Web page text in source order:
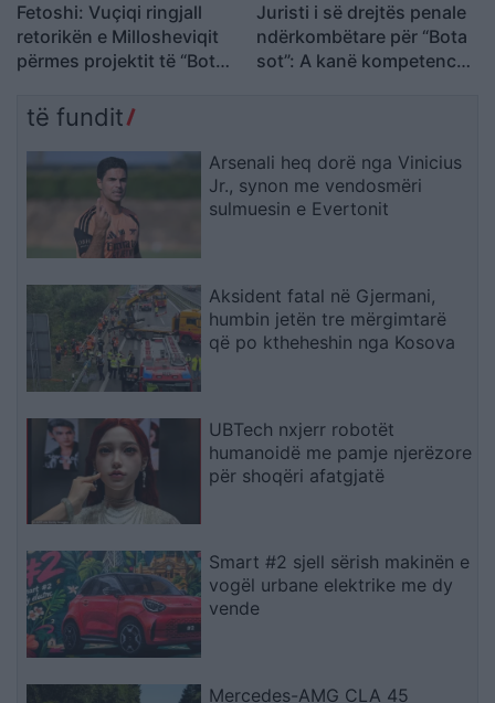
Fetoshi: Vuçiqi ringjall
retorikën e Millosheviqit
përmes projektit të “Botës
Juristi i së drejtës penale
ndërkombëtare për “Bota
sot”: A kanë kompetencë
të…
të fundit
Arsenali heq dorë nga Vinicius
Jr., synon me vendosmëri
sulmuesin e Evertonit
Aksident fatal në Gjermani,
humbin jetën tre mërgimtarë
që po ktheheshin nga Kosova
UBTech nxjerr robotët
humanoidë me pamje njerëzore
për shoqëri afatgjatë
Smart #2 sjell sërish makinën e
vogël urbane elektrike me dy
vende
Mercedes-AMG CLA 45